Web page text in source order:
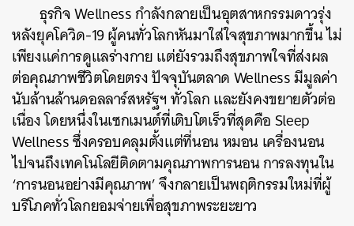
ธุรกิจ Wellness กำลังกลายเป็นอุตสาหกรรมดาวรุ่ง
หลังยุคโควิด-19 ผู้คนทั่วโลกหันมาใส่ใจสุขภาพมากขึ้น ไม่
เพียงแค่การดูแลร่างกาย แต่ยังรวมถึงสุขภาพใจที่ส่งผล
ต่อคุณภาพชีวิตโดยตรง ปัจจุบันตลาด Wellness มีมูลค่า
นับล้านล้านดอลลาร์สหรัฐฯ ทั่วโลก และยังคงขยายตัวต่อ
เนื่อง โดยหนึ่งในเซกเมนต์ที่เติบโตเร็วที่สุดคือ Sleep
Wellness ซึ่งครอบคลุมตั้งแต่ที่นอน หมอน เครื่องนอน
ไปจนถึงเทคโนโลยีติดตามคุณภาพการนอน การลงทุนใน
‘การนอนอย่างมีคุณภาพ’ จึงกลายเป็นพฤติกรรมใหม่ที่ผู้
บริโภคทั่วโลกยอมจ่ายเพื่อสุขภาพระยะยาว